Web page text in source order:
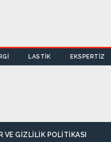
LASTİK EKSPERTİZ
VE GIZLILIK POLITIKASI